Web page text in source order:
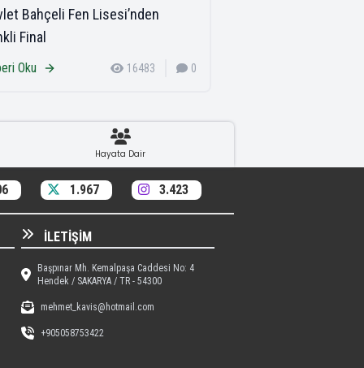
Bahçeli Fen Lisesi’nden
Final
Oku 16483 0
Hayata Dair
1.967 3.423
İLETIŞIM
Başpınar Mh. Kemalpaşa Caddesi No: 4
Hendek / SAKARYA / TR - 54300
mehmet_kavis@hotmail.com
+905058753422